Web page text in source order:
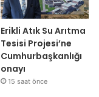
Erikli Atık Su Arıtma
Tesisi Projesi’ne
Cumhurbaşkanlığı
onayı
15 saat önce